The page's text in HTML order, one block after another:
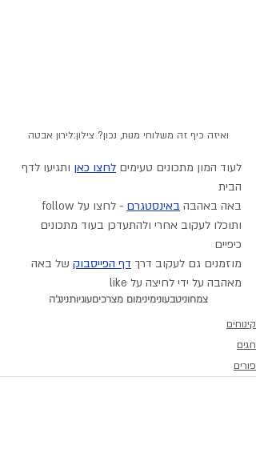
ואיזה כיף זה משלוחי מנות, נכון? צילון:לירון אבטה
לעוד המון מתכונים טעימים לחצו כאן ותגיעו לדף
הבית
באה באהבה באינסטגרם
ותוכלו לעקוב אחרי ולהתעדכן בעוד מתכונים
כיפיים
מוזמנים גם לעקוב דרך דף הפייסבוק של באה
מאהבה על ידי לחיצה על like
צמחוניטבעונימינימום מצרכיםעוגיותנינג'ה
קינוחים
חגים
פורים